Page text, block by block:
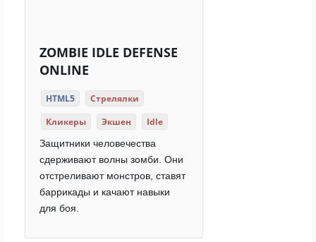
ZOMBIE IDLE DEFENSE
ONLINE
HTML5
Стрелялки
Кликеры
Экшен Idle
Защитники человечества
сдерживают волны зомби. Они
отстреливают монстров, ставят
баррикады и качают навыки
для боя.